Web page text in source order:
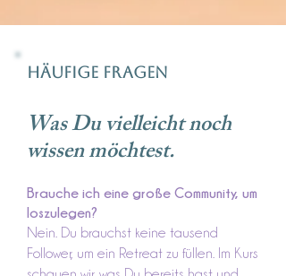
Häufige Fragen
Was Du vielleicht noch
wissen möchtest.
Brauche ich eine große Community, um
loszulegen?
Nein. Du brauchst keine tausend
Follower, um ein Retreat zu füllen. Im Kurs